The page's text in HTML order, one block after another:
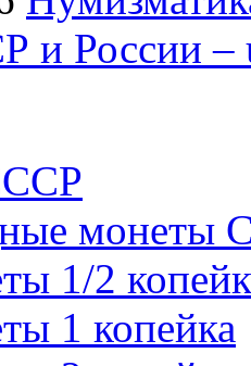
и России –
монеты
1/2
1 копейка